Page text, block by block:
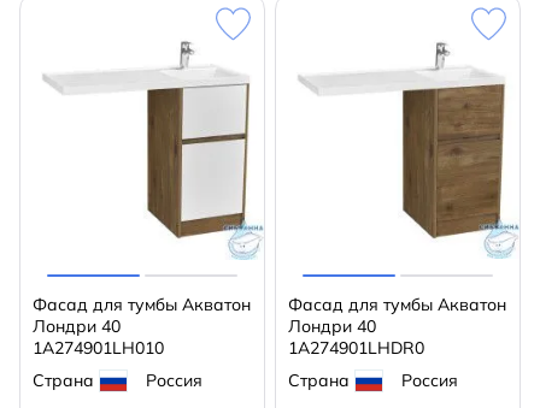
Фасад для тумбы Акватон
Лондри 40
1A274901LH010
Страна
Россия
Фасад для тумбы Акватон
Лондри 40
1A274901LHDR0
Страна
Россия